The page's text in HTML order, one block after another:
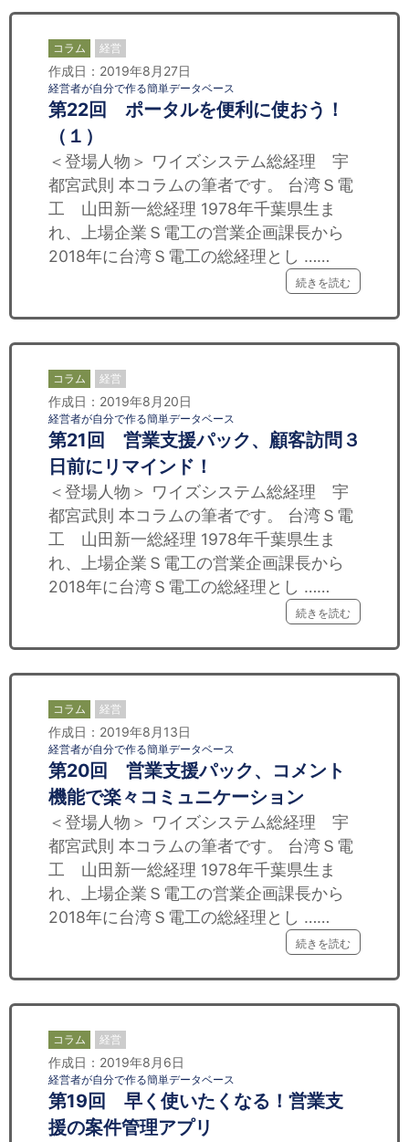
コラム 経営
作成日：2019年8月27日
経営者が自分で作る簡単データベース
第22回 ポータルを便利に使おう！
（１）
＜登場人物＞ ワイズシステム総経理 宇
都宮武則 本コラムの筆者です。 台湾Ｓ電
工 山田新一総経理 1978年千葉県生ま
れ、上場企業Ｓ電工の営業企画課長から
2018年に台湾Ｓ電工の総経理とし ……
続きを読む
コラム 経営
作成日：2019年8月20日
経営者が自分で作る簡単データベース
第21回 営業支援パック、顧客訪問３
日前にリマインド！
＜登場人物＞ ワイズシステム総経理 宇
都宮武則 本コラムの筆者です。 台湾Ｓ電
工 山田新一総経理 1978年千葉県生ま
れ、上場企業Ｓ電工の営業企画課長から
2018年に台湾Ｓ電工の総経理とし ……
続きを読む
コラム 経営
作成日：2019年8月13日
経営者が自分で作る簡単データベース
第20回 営業支援パック、コメント
機能で楽々コミュニケーション
＜登場人物＞ ワイズシステム総経理 宇
都宮武則 本コラムの筆者です。 台湾Ｓ電
工 山田新一総経理 1978年千葉県生ま
れ、上場企業Ｓ電工の営業企画課長から
2018年に台湾Ｓ電工の総経理とし ……
続きを読む
コラム 経営
作成日：2019年8月6日
経営者が自分で作る簡単データベース
第19回 早く使いたくなる！営業支
援の案件管理アプリ